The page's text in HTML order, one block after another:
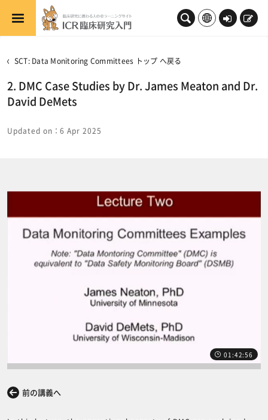
メインコンテンツへスキップする
ロ
新
SCT: Data Monitoring Committees トップ へ戻る
2. DMC Case Studies by Dr. James Meaton and Dr.
David DeMets
Updated on：6 Apr 2025
01:42:56
前の講義へ